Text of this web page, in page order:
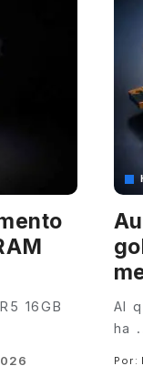
16GB
Al
ha
Por: